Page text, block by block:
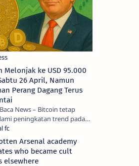
Melonjak ke USD 95.000
26 April, Namun
Perang Dagang Terus
– Bitcoin tetap
peningkatan trend pada
(25/4) dan hampir
titik tertingginya selama
b…
Arsenal academy
who became cult
elsewhere